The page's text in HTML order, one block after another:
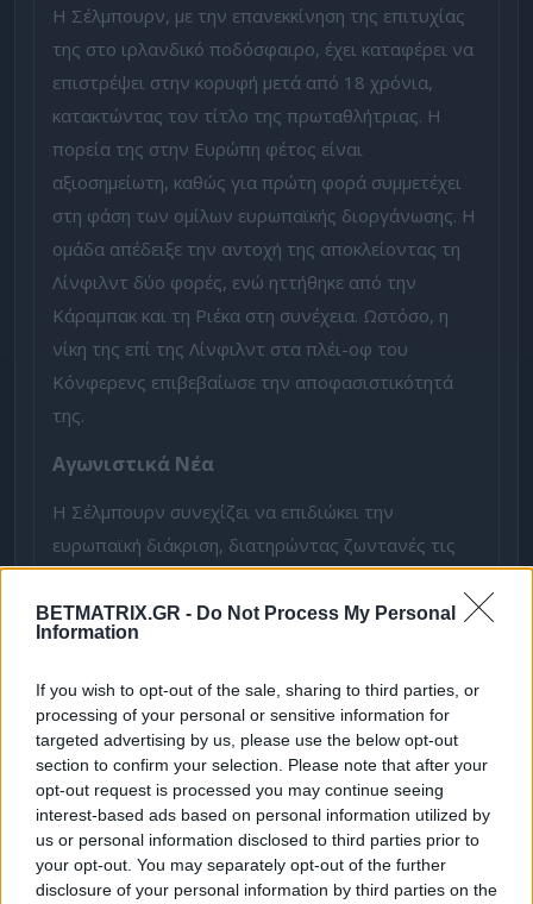
BETMATRIX.GR - Do Not Process My Personal
Information
If you wish to opt-out of the sale, sharing to third parties, or
processing of your personal or sensitive information for
targeted advertising by us, please use the below opt-out
section to confirm your selection. Please note that after your
opt-out request is processed you may continue seeing
interest-based ads based on personal information utilized by
us or personal information disclosed to third parties prior to
your opt-out. You may separately opt-out of the further
disclosure of your personal information by third parties on the
Η Σέλμπουρν, με την επανεκκίνηση της επιτυχίας
της στο ιρλανδικό ποδόσφαιρο, έχει καταφέρει να
επιστρέψει στην κορυφή μετά από 18 χρόνια,
κατακτώντας τον τίτλο της πρωταθλήτριας. Η
πορεία της στην Ευρώπη φέτος είναι
αξιοσημείωτη, καθώς για πρώτη φορά συμμετέχει
στη φάση των ομίλων ευρωπαϊκής διοργάνωσης. Η
ομάδα απέδειξε την αντοχή της αποκλείοντας τη
Λίνφιλντ δύο φορές, ενώ ηττήθηκε από την
Κάραμπακ και τη Ριέκα στη συνέχεια. Ωστόσο, η
νίκη της επί της Λίνφιλντ στα πλέι-οφ του
Κόνφερενς επιβεβαίωσε την αποφασιστικότητά
της.
Αγωνιστικά Νέα
Η Σέλμπουρν συνεχίζει να επιδιώκει την
ευρωπαϊκή διάκριση, διατηρώντας ζωντανές τις
τέσσερις βαθμούς από την τρίτη θέση στο
πρωτάθλημα, με έναν αγώνα λιγότερο. Η
πρόσφατη νίκη της επί της Γουότερφορντ με 2-1
ενίσχυσε την αυτοπεποίθηση της ομάδας. Ωστόσο,
οι απουσίες του τερματοφύλακα Κερνς και του
αμυντικού Γουίλσον ενδέχεται να επηρεάσουν την
αμυντική της γραμμή. Η Σέλμπουρν έχει δείξει
σταθερότητα στα ευρωπαϊκά της παιχνίδια, με
μόλις δύο ήττες στα τελευταία δεκατρία εντός